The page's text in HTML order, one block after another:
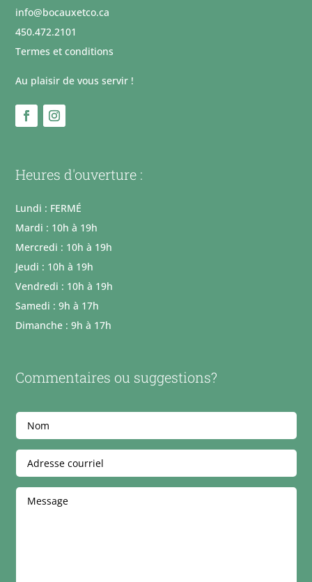
info@bocauxetco.ca
450.472.2101
Termes et conditions
Au plaisir de vous servir !
Heures d'ouverture :
Lundi : FERMÉ
Mardi : 10h à 19h
Mercredi : 10h à 19h
Jeudi : 10h à 19h
Vendredi : 10h à 19h
Samedi : 9h à 17h
Dimanche : 9h à 17h
Commentaires ou suggestions?